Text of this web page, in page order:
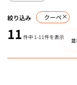
絞り込み クーペ×
11 件中 1-11件を表示